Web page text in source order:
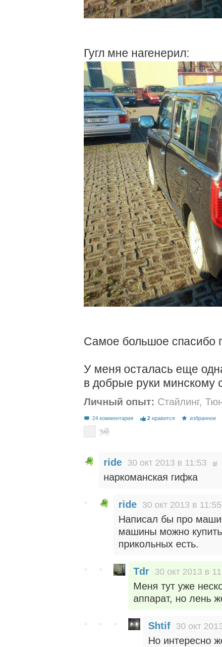
Гугл мне нагенерил:
Самое большое спасибо
У меня осталась еще
в добрые руки минскому
Личный опыт: Стайлинг,
24 комментария 2 нравится избранное
ride 30 окт 2013 в 11:53
наркоманская гифка
ride 30 окт 2013 в 11:55
Написал бы про
машины можно
прикольных есть.
Tdr 30 окт 2013 в
Меня тут уже
аппарат, но лень
Shtif 30 окт
Но интересно